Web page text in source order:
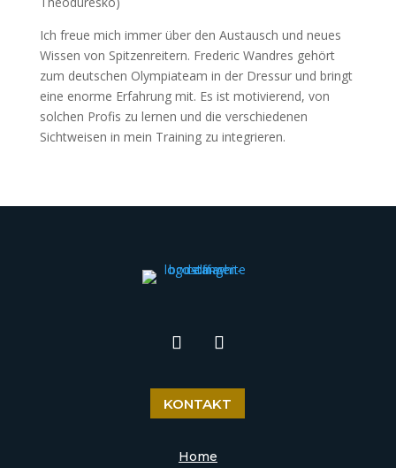
Ich freue mich immer über den Austausch und neues
Wissen von Spitzenreitern. Frederic Wandres gehört
zum deutschen Olympiateam in der Dressur und bringt
eine enorme Erfahrung mit. Es ist motivierend, von
solchen Profis zu lernen und die verschiedenen
Sichtweisen in mein Training zu integrieren.
KONTAKT
Home